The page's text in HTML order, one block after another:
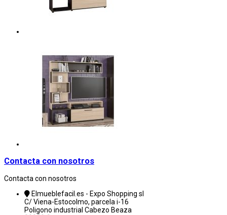
Contacta con nosotros
Contacta con nosotros
Elmueblefacil.es - Expo Shopping sl
C/ Viena-Estocolmo, parcela i-16
Poligono industrial Cabezo Beaza